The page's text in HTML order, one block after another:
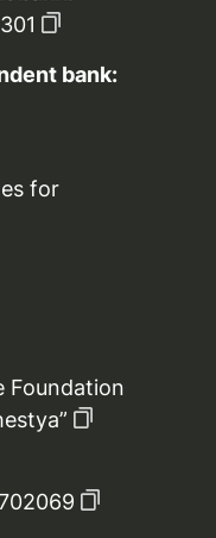
bank:
for
Foundation